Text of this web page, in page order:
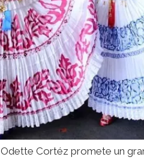
Odette Cortéz promete un